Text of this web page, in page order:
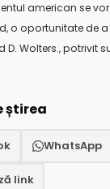
american se
o oportunitate de
D. Wolters., potrivit
știrea
WhatsApp
link